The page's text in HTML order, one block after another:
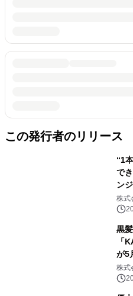
この発行者のリリース
“1
で
ン
株式
黒
「
が5
株式